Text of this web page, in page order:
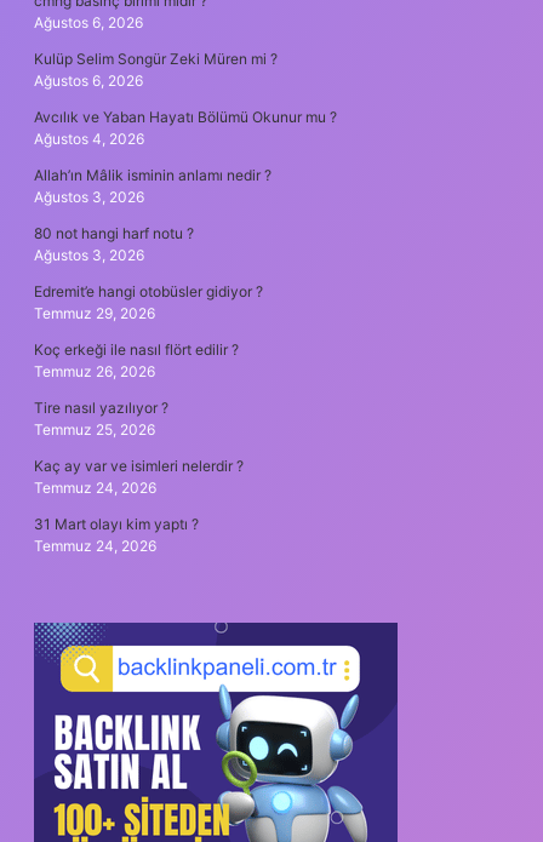
Ağustos 6, 2026
Kulüp Selim Songür Zeki Müren mi ?
Ağustos 6, 2026
Avcılık ve Yaban Hayatı Bölümü Okunur mu ?
Ağustos 4, 2026
Allah’ın Mâlik isminin anlamı nedir ?
Ağustos 3, 2026
80 not hangi harf notu ?
Ağustos 3, 2026
Edremit’e hangi otobüsler gidiyor ?
Temmuz 29, 2026
Koç erkeği ile nasıl flört edilir ?
Temmuz 26, 2026
Tire nasıl yazılıyor ?
Temmuz 25, 2026
Kaç ay var ve isimleri nelerdir ?
Temmuz 24, 2026
31 Mart olayı kim yaptı ?
Temmuz 24, 2026